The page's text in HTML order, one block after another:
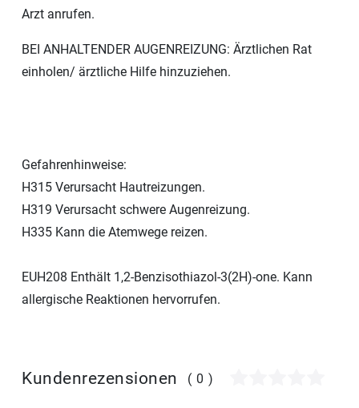
Arzt anrufen.
BEI ANHALTENDER AUGENREIZUNG: Ärztlichen Rat
einholen/ ärztliche Hilfe hinzuziehen.
Gefahrenhinweise:
H315 Verursacht Hautreizungen.
H319 Verursacht schwere Augenreizung.
H335 Kann die Atemwege reizen.
EUH208 Enthält 1,2-Benzisothiazol-3(2H)-one. Kann
allergische Reaktionen hervorrufen.
Kundenrezensionen (0)